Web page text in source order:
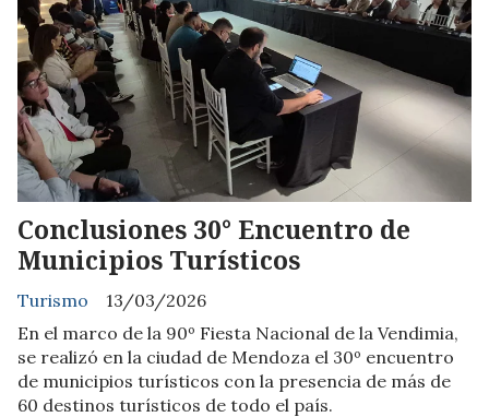
Conclusiones 30° Encuentro de
Municipios Turísticos
Turismo
13/03/2026
En el marco de la 90º Fiesta Nacional de la Vendimia,
se realizó en la ciudad de Mendoza el 30º encuentro
de municipios turísticos con la presencia de más de
60 destinos turísticos de todo el país.